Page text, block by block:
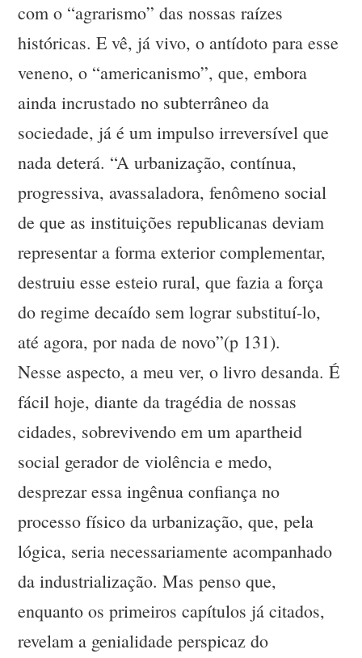
com o “agrarismo” das nossas raízes
históricas. E vê, já vivo, o antídoto para esse
veneno, o “americanismo”, que, embora
ainda incrustado no subterrâneo da
sociedade, já é um impulso irreversível que
nada deterá. “A urbanização, contínua,
progressiva, avassaladora, fenômeno social
de que as instituições republicanas deviam
representar a forma exterior complementar,
destruiu esse esteio rural, que fazia a força
do regime decaído sem lograr substituí-lo,
até agora, por nada de novo”(p 131).
Nesse aspecto, a meu ver, o livro desanda. É
fácil hoje, diante da tragédia de nossas
cidades, sobrevivendo em um apartheid
social gerador de violência e medo,
desprezar essa ingênua confiança no
processo físico da urbanização, que, pela
lógica, seria necessariamente acompanhado
da industrialização. Mas penso que,
enquanto os primeiros capítulos já citados,
revelam a genialidade perspicaz do